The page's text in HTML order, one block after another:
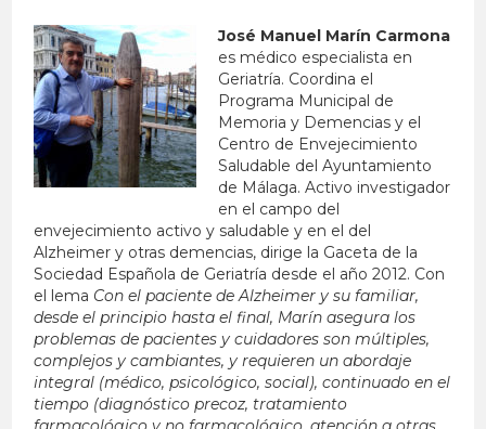
José Manuel Marín Carmona
es médico especialista en
Geriatría. Coordina el
Programa Municipal de
Memoria y Demencias y el
Centro de Envejecimiento
Saludable del Ayuntamiento
de Málaga. Activo investigador
en el campo del
envejecimiento activo y saludable y en el del
Alzheimer y otras demencias, dirige la Gaceta de la
Sociedad Española de Geriatría desde el año 2012. Con
el lema Con el paciente de Alzheimer y su familiar,
desde el principio hasta el final, Marín aseguralos
problemas de pacientes y cuidadores son múltiples,
complejos y cambiantes, y requieren un abordaje
integral (médico, psicológico, social), continuado en el
tiempo (diagnóstico precoz, tratamiento